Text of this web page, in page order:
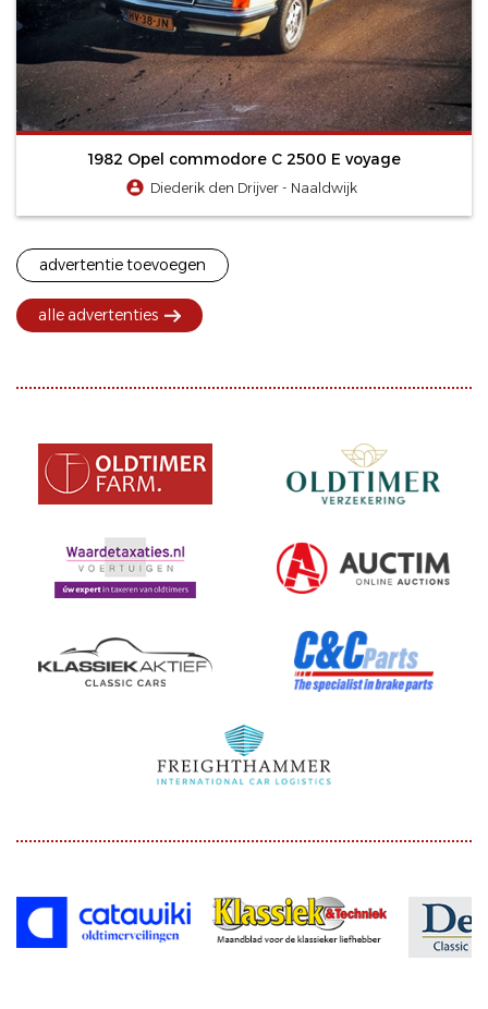
1982 Opel commodore C 2500 E voyage
Diederik den Drijver - Naaldwijk
advertentie toevoegen
alle advertenties